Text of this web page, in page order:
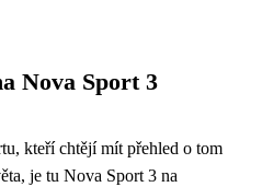
Nova Sport 3
kteří chtějí mít přehled o tom
je tu Nova Sport 3 na